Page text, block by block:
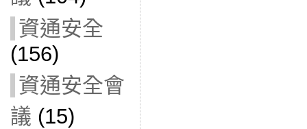
資通安全
(156)
資通安全會
議 (15)